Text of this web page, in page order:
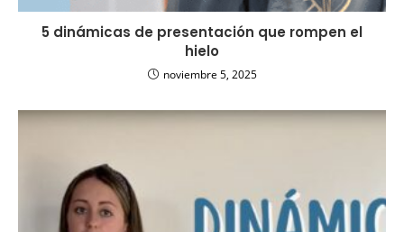
5 dinámicas de presentación que rompen el
hielo
noviembre 5, 2025